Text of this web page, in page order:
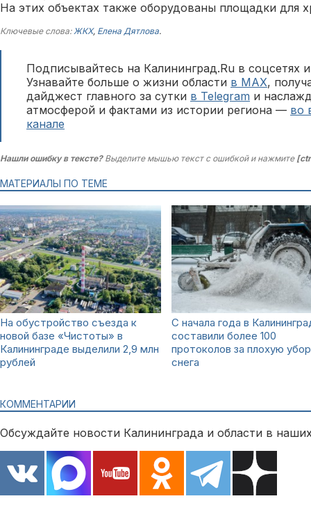
На этих объектах также оборудованы площадки для
Ключевые слова:ЖКХ, Елена Дятлова.
Подписывайтесь на Калининград.Ru в соцсетях
Узнавайте больше о жизни области в MAX,
дайджест главного за сутки в Telegram и
атмосферой и фактами из истории региона — во
канале
Нашли ошибку в тексте?Выделите мышью текст с ошибкой и нажмите
МАТЕРИАЛЫ ПО ТЕМЕ
На обустройство съезда к
новой базе «Чистоты» в
Калининграде выделили 2,9 млн
рублей
С начала года в
cоставили более 100
протоколов за плохую
снега
КОММЕНТАРИИ
Обсуждайте новости Калининграда и области в